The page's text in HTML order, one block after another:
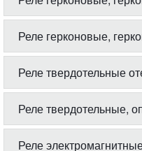
Реле герконовые,
Реле твердотельные
Реле твердотельные,
Реле